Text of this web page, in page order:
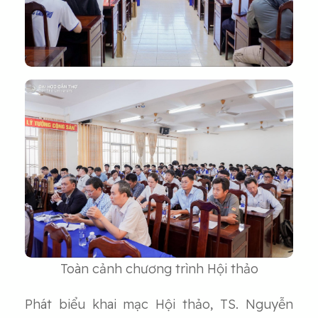
Toàn cảnh chương trình Hội thảo
Phát biểu khai mạc Hội thảo, TS. Nguyễn